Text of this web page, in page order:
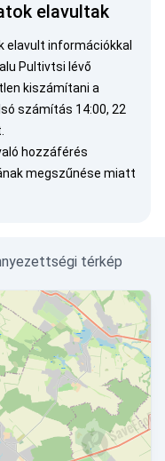
elavultak
elavult információkkal
Pultivtsi lévő
kiszámítani a
számítás 14:00, 22
hozzáférés
megszűnése miatt
térkép